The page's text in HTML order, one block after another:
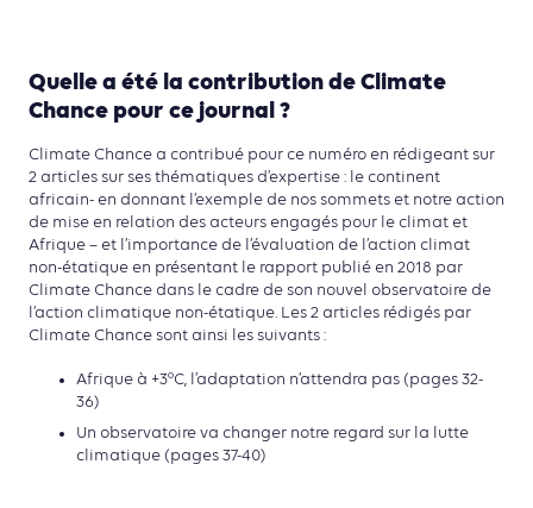
Quelle a été la contribution de Climate
Chance pour ce journal ?
Climate Chance a contribué pour ce numéro en rédigeant sur
2 articles sur ses thématiques d’expertise : le continent
africain- en donnant l’exemple de nos sommets et notre action
de mise en relation des acteurs engagés pour le climat et
Afrique – et l’importance de l’évaluation de l’action climat
non-étatique en présentant le rapport publié en 2018 par
Climate Chance dans le cadre de son nouvel observatoire de
l’action climatique non-étatique. Les 2 articles rédigés par
Climate Chance sont ainsi les suivants :
Afrique à +3°C, l’adaptation n’attendra pas (pages 32-
36)
Un observatoire va changer notre regard sur la lutte
climatique (pages 37-40)